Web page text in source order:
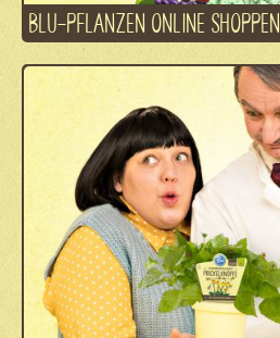
BLU-PFLANZEN ONLINE SHOPPEN